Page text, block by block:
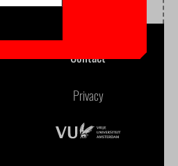
Contact
Privacy